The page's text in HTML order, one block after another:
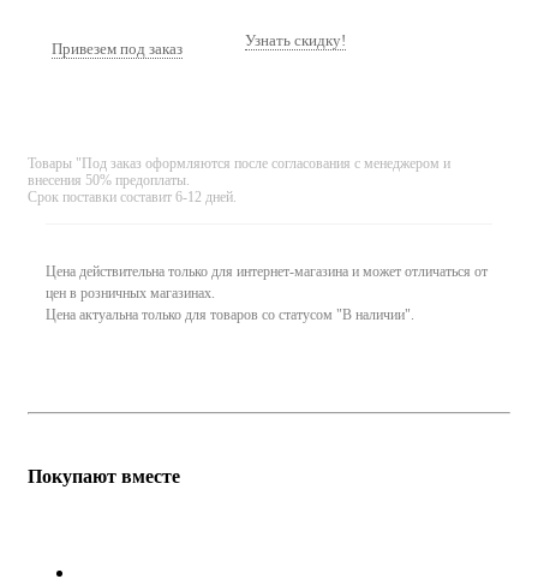
Привезем под заказ Узнать скидку!
Товары "Под заказ оформляются после согласования с менеджером и
внесения 50% предоплаты.
Срок поставки составит 6-12 дней.
Цена действительна только для интернет-магазина и может отличаться от
цен в розничных магазинах.
Цена актуальна только для товаров со статусом "В наличии".
Покупают вместе